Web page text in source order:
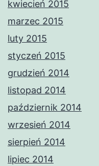
kwiecień 2015
marzec 2015
luty 2015
styczeń 2015
grudzień 2014
listopad 2014
październik 2014
wrzesień 2014
sierpień 2014
lipiec 2014